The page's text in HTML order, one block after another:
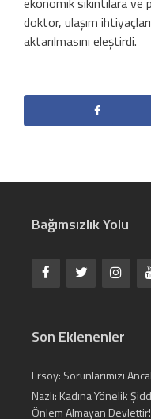
doktor, ulaşım
aktarılmasını eleştirdi.
Bağımsızlık Yolu
Son Eklenenler
Ersoy: Sorunlarımızı
Nazlı: Kadına Yönelik
Önlem Almayan Devlettir!